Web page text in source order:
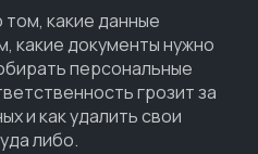
какие данные
какие документы нужно
персональные
грозит за
и как удалить свои
либо.